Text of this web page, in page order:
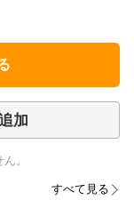
加
。
すべて見る